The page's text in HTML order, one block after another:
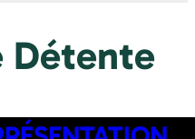
Détente